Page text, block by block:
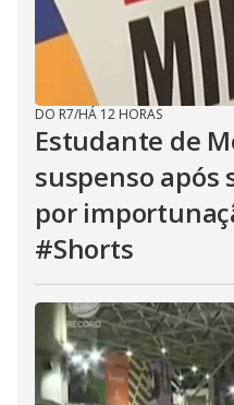
DO R7/HÁ 12 HORAS
Estudante de
suspenso após
por
#Shorts